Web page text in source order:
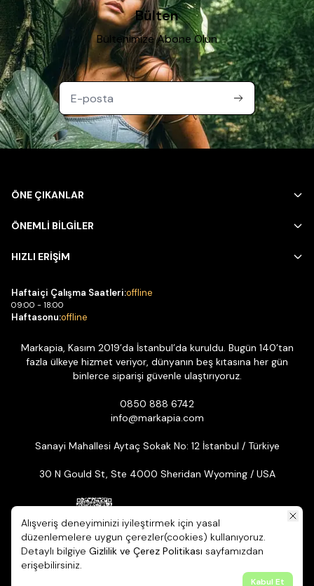
Alışveriş deneyiminizi iyileştirmek için yasal
düzenlemelere uygun çerezler(cookies) kullanıyoruz.
Detaylı bilgiye Gizlilik ve Çerez Politikası sayfamızdan
erişebilirsiniz.
Kabul Et
Bülten
Bültenimize Abone Olun
ÖNE ÇIKANLAR
ÖNEMLİ BİLGİLER
HIZLI ERİŞİM
Haftaiçi Çalışma Saatleri:offline
09:00 - 18:00
Haftasonu:offline
Markapia, Kasım 2019’da İstanbul’da kuruldu. Bugün 140’tan
fazla ülkeye hizmet veriyor, dünyanın beş kıtasına her gün
binlerce siparişi güvenle ulaştırıyoruz.
0850 888 6742
info@markapia.com
Sanayi Mahallesi Aytaç Sokak No: 12 İstanbul / Türkiye
30 N Gould St, Ste 4000 Sheridan Wyoming / USA
© 2026 Markapia | Tüm Hakları Saklıdır. ikas E-ticaret Altyapısıyla